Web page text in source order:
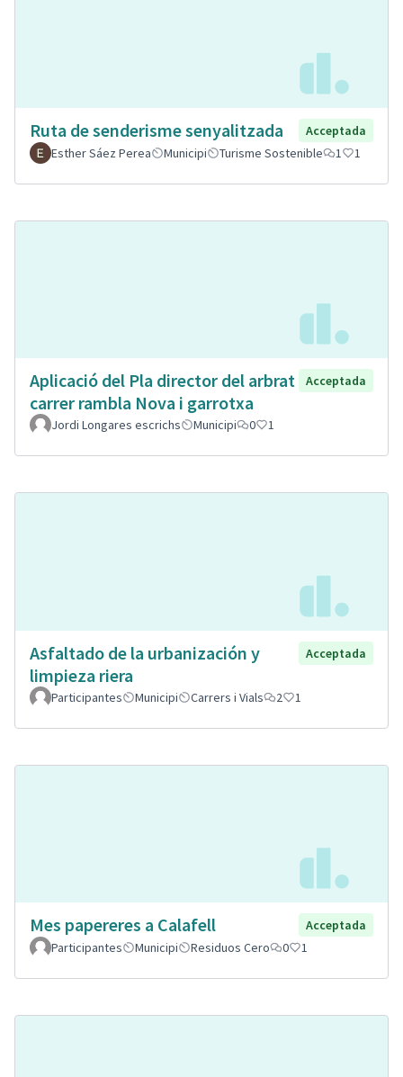
Ruta de senderisme senyalitzada
Acceptada
Esther Sáez Perea
Municipi Turisme Sostenible 1 1
Aplicació del Pla director del arbrat
carrer rambla Nova i garrotxa
Acceptada
Jordi Longares escrichs Municipi 0 1
Asfaltado de la urbanización y
limpieza riera
Acceptada
Participantes Municipi Carrers i Vials 2 1
Mes papereres a Calafell
Acceptada
Participantes
Municipi Residuos Cero 0 1